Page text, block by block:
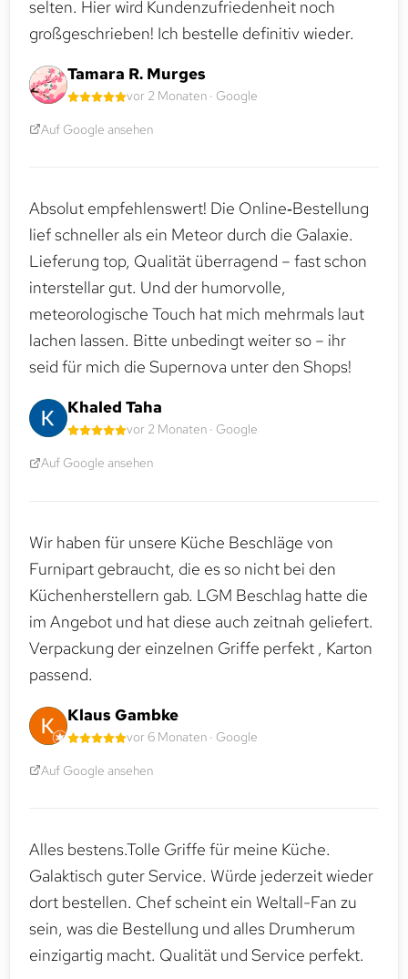
selten. Hier wird Kundenzufriedenheit noch
großgeschrieben! Ich bestelle definitiv wieder.
Tamara R. Murges
vor 2 Monaten · Google
Auf Google ansehen
Absolut empfehlenswert! Die Online‑Bestellung
lief schneller als ein Meteor durch die Galaxie.
Lieferung top, Qualität überragend – fast schon
interstellar gut. Und der humorvolle,
meteorologische Touch hat mich mehrmals laut
lachen lassen. Bitte unbedingt weiter so – ihr
seid für mich die Supernova unter den Shops!
Khaled Taha
vor 2 Monaten · Google
Auf Google ansehen
Wir haben für unsere Küche Beschläge von
Furnipart gebraucht, die es so nicht bei den
Küchenherstellern gab. LGM Beschlag hatte die
im Angebot und hat diese auch zeitnah geliefert.
Verpackung der einzelnen Griffe perfekt , Karton
passend.
Klaus Gambke
vor 6 Monaten · Google
Auf Google ansehen
Alles bestens.Tolle Griffe für meine Küche.
Galaktisch guter Service. Würde jederzeit wieder
dort bestellen. Chef scheint ein Weltall-Fan zu
sein, was die Bestellung und alles Drumherum
einzigartig macht. Qualität und Service perfekt.